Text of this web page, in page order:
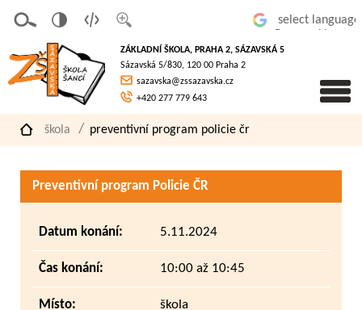
písmo
á
verze
pro
slaboz
raké
ZÁKLADNÍ ŠKOLA, PRAHA 2, SÁZAVSKÁ 5
Sázavská 5/830, 120 00 Praha 2
sazavska@zssazavska.cz
+420 277 779 643
škola preventivní program policie čr
Preventivní program Policie ČR
Datum konání: 5.11.2024
Čas konání: 10:00 až 10:45
Místo: škola